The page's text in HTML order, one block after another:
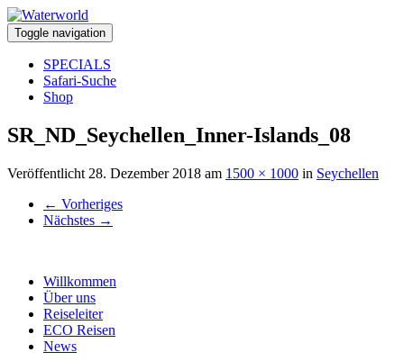
Toggle navigation
SPECIALS
Safari-Suche
Shop
SR_ND_Seychellen_Inner-Islands_08
Veröffentlicht 28. Dezember 2018 am 1500 × 1000 in Seychellen
← Vorheriges
Nächstes →
Willkommen
Über uns
Reiseleiter
ECO Reisen
News